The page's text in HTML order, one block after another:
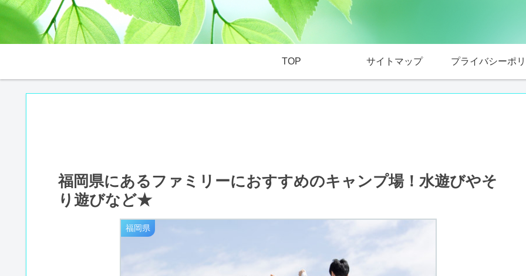
TOP サイトマップ プライバシーポ
福岡県にあるファミリーにおすすめのキャンプ場！水遊びやそ
り遊びなど★
福岡県